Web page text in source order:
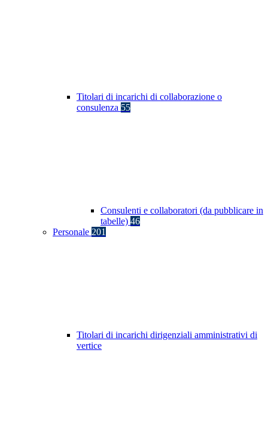
Titolari di incarichi di collaborazione o
consulenza 55
Consulenti e collaboratori (da pubblicare in
tabelle) 46
Personale 201
Titolari di incarichi dirigenziali amministrativi di
vertice